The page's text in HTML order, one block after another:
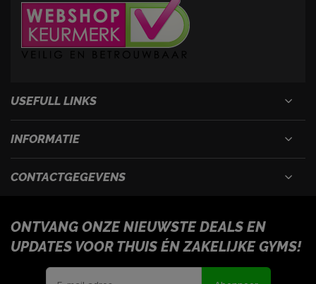
USEFULL LINKS
INFORMATIE
CONTACTGEGEVENS
ONTVANG ONZE NIEUWSTE DEALS EN
UPDATES VOOR THUIS ÉN ZAKELIJKE GYMS!